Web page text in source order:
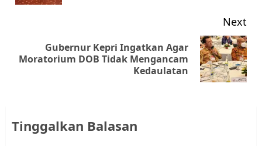
Next
Next
Gubernur Kepri Ingatkan Agar
Moratorium DOB Tidak Mengancam
Kedaulatan
Tinggalkan Balasan